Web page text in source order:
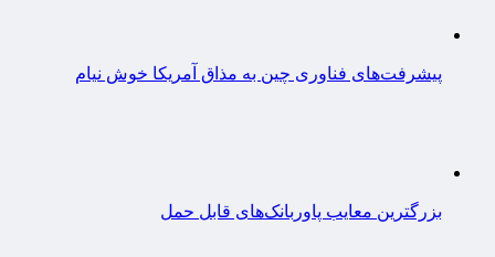
پیشرفت‌های فناوری چین به مذاق آمریکا خوش نیام
بزرگترین معایب پاوربانک‌های قابل حمل